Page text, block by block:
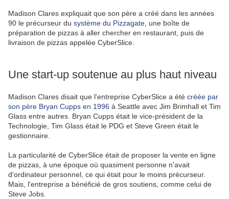
Madison Clares expliquait que son père a créé dans les années
90 le précurseur du système du Pizzagate , une boîte de
préparation de pizzas à aller chercher en restaurant, puis de
livraison de pizzas appelée CyberSlice.
Une start-up soutenue au plus haut niveau
Madison Clares disait que l'entreprise CyberSlice a été créée par
son père Bryan Cupps en 1996 à Seattle avec Jim Brimhall et Tim
Glass entre autres. Bryan Cupps était le vice-président de la
Technologie, Tim Glass était le PDG et Steve Green était le
gestionnaire.
La particularité de CyberSlice était de proposer la vente en ligne
de pizzas, à une époque où quasiment personne n'avait
d'ordinateur personnel, ce qui était pour le moins précurseur.
Mais, l'entreprise a bénéficié de gros soutiens, comme celui de
Steve Jobs.